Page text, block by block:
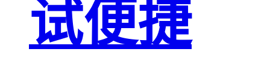
试便捷